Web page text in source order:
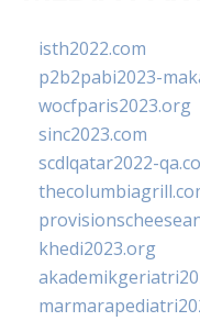
isth2022.com
p2b2pabi2023-
wocfparis2023.org
sinc2023.com
scdlqatar2022-
khedi2023.org